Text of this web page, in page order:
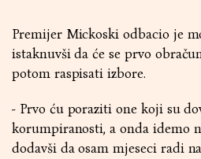
Premijer Mickoski odbacio je
istaknuvši da će se prvo
potom raspisati izbore.
- Prvo ću poraziti one koji su
korumpiranosti, a onda idemo
dodavši da osam mjeseci radi